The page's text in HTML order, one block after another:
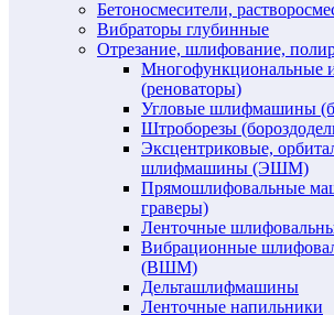
Бетоносмесители,
Вибраторы глубинные
Отрезание, шлифование,
Многофункциональные
(реноваторы)
Угловые шлифмашины
Штроборезы
Эксцентриковые,
шлифмашины (ЭШМ)
Прямошлифовальные
граверы)
Ленточные
Вибрационные
(ВШМ)
Дельташлифмашины
Ленточные напильники